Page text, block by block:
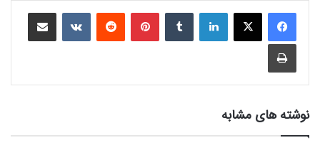
نوشته های مشابه